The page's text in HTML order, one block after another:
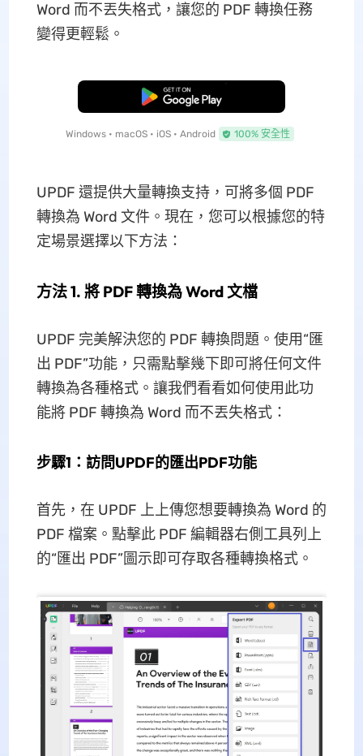
Word 而不丟失格式，讓您的 PDF 轉換任務
變得更輕鬆。
免費下載
Windows • macOS • iOS • Android 100% 安全性
UPDF 還提供大量轉換支持，可將多個 PDF
轉換為 Word 文件。現在，您可以根據您的特
定場景選擇以下方法：
方法 1. 將 PDF 轉換為 Word 文檔
UPDF 完美解決您的 PDF 轉換問題。使用“匯
出 PDF”功能，只需點擊幾下即可將任何文件
轉換為各種格式。讓我們看看如何使用此功
能將 PDF 轉換為 Word 而不丟失格式：
步驟1：訪問UPDF的匯出PDF功能
首先，在 UPDF 上上傳您想要轉換為 Word 的
PDF 檔案。點擊此 PDF 編輯器右側工具列上
的“匯出 PDF”圖示即可存取各種轉換格式。